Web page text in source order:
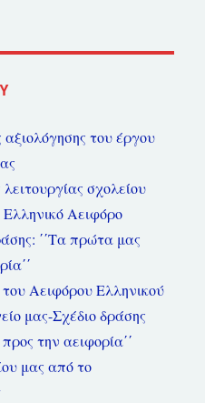
του έργου
σχολείου
Ελληνικό Αειφόρο
΄΄Τα πρώτα μας
Αειφόρου Ελληνικού
μας-Σχέδιο δράσης
την αειφορία΄΄
μας από το